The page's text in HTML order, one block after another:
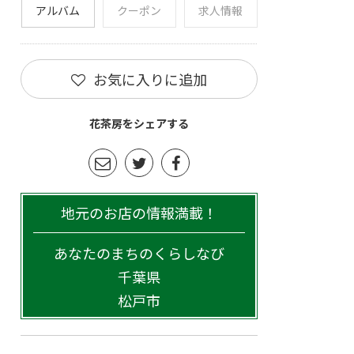
アルバム クーポン 求人情報
お気に入りに追加
花茶房をシェアする
地元のお店の情報満載！
あなたのまちのくらしなび
千葉県
松戸市